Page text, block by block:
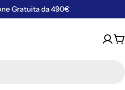
Gratuita da 490€